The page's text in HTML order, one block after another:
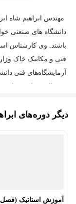
مهندس ابراهیم شاه
دانشگاه های صنعتی
باشند. وی کارشناس
فنی و مکانیک خاک
آزمایشگاه‌های فنی
معادلات دیفرانسیل،
کرد.
دیگر دوره‌های
آموزش استاتیک (فصل